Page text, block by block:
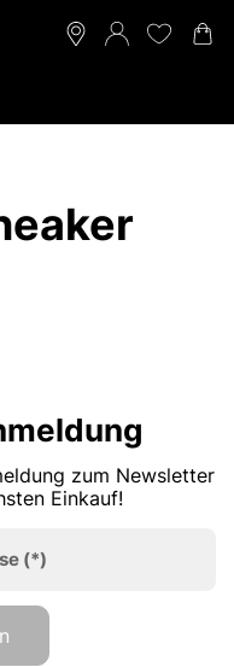
zum Newsletter
Einkauf!
(*)